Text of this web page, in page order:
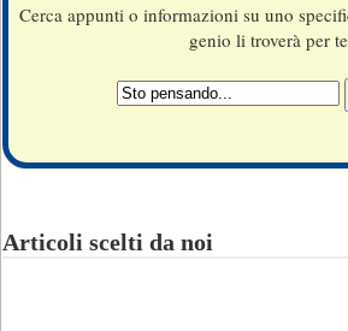
Cerca appunti o informazioni su uno
genio li troverà per
Articoli scelti da noi